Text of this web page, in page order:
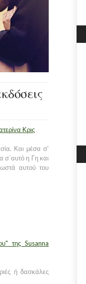
Κρις
Και μέσα σ'
σ΄αυτό η Γη και
αυτού του
της Susanna
ή δασκάλες